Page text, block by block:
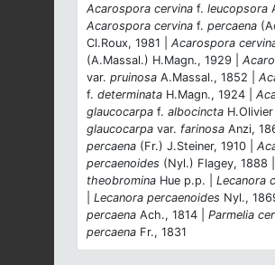
Acarospora cervina f. leucopsora
Acarospora cervina f. percaena
Cl.Roux, 1981 | Acarospora
(A.Massal.) H.Magn., 1929 |
var. pruinosa A.Massal., 1852 |
f. determinata H.Magn., 1924 |
glaucocarpa f. albocincta H.Olivier
glaucocarpa var. farinosa Anzi,
percaena (Fr.) J.Steiner, 1910 |
percaenoides (Nyl.) Flagey, 1888 |
theobromina Hue p.p. | Lecanora
Lecanora percaenoides Nyl.,
percaena Ach., 1814 | Parmelia
percaena Fr., 1831